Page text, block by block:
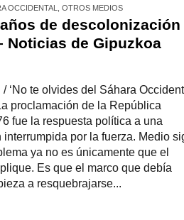
OCCIDENTAL
OTROS MEDIOS
de descolonización
Noticias de Gipuzkoa
‘No te olvides del Sáhara
proclamación de la República
fue la respuesta política a una
por la fuerza. Medio
ya no es únicamente que el
Es que el marco que debía
a resquebrajarse...